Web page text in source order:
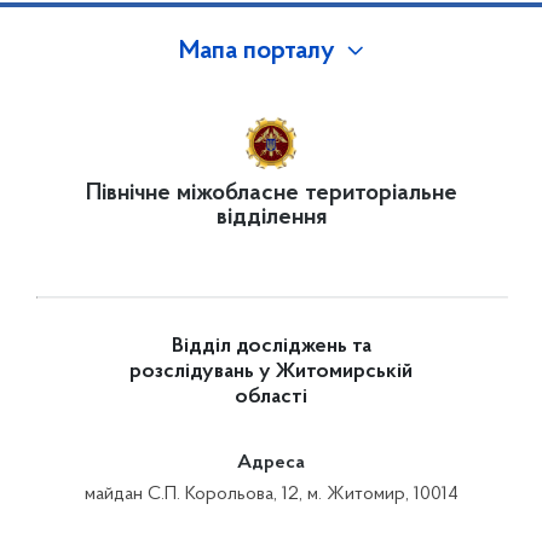
Мапа порталу
Північне міжобласне територіальне
відділення
Відділ досліджень та
розслідувань у Житомирській
області
Адреса
майдан С.П. Корольова, 12, м. Житомир, 10014